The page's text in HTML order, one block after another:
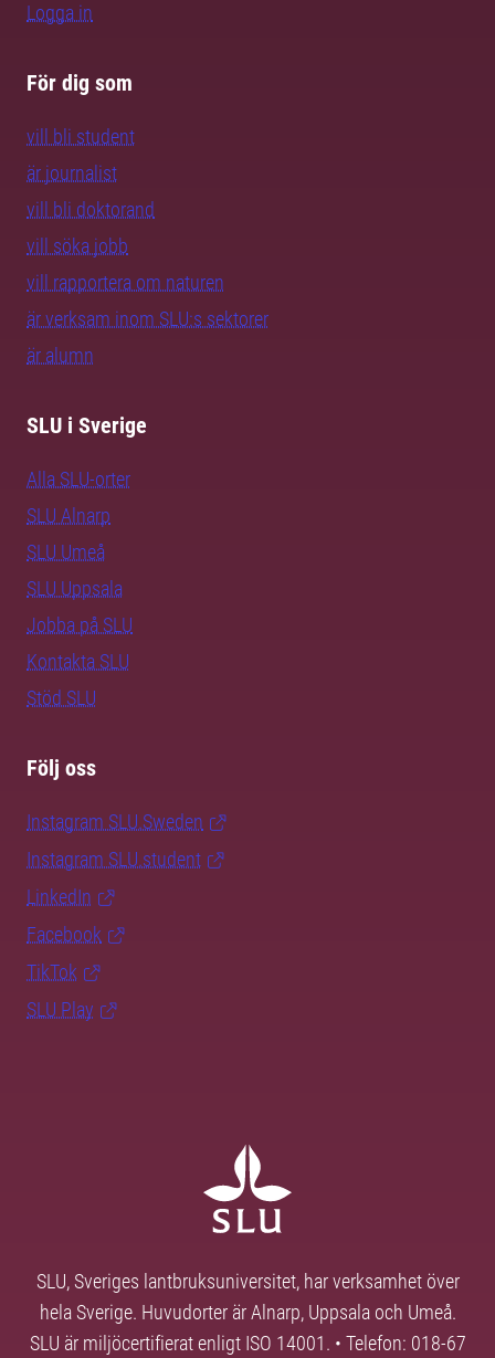
Logga in
För dig som
vill bli student
är journalist
vill bli doktorand
vill söka jobb
vill rapportera om naturen
är verksam inom SLU:s sektorer
är alumn
SLU i Sverige
Alla SLU-orter
SLU Alnarp
SLU Umeå
SLU Uppsala
Jobba på SLU
Kontakta SLU
Stöd SLU
Följ oss
Instagram SLU.Sweden
Instagram SLU.student
LinkedIn
Facebook
TikTok
SLU Play
SLU, Sveriges lantbruksuniversitet, har verksamhet över
hela Sverige. Huvudorter är Alnarp, Uppsala och Umeå.
SLU är miljöcertifierat enligt ISO 14001. • Telefon: 018-67